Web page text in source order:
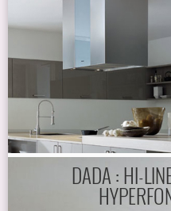
DADA : HI-